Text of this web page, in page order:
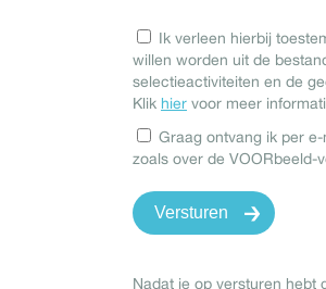
Ik verleen hierbij
willen worden uit de
selectieactiviteiten en de
Klik hier voor meer
Graag ontvang ik per
zoals over de VOORbeeld-
Nadat je op versturen hebt